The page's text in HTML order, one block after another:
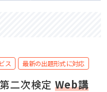
ス 最新の出題形式に対応
二次検定 Web講